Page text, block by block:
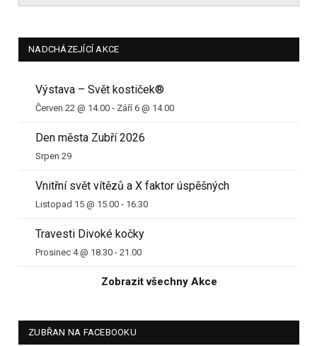
NADCHÁZEJÍCÍ AKCE
Výstava – Svět kostiček®
Červen 22 @ 14.00 - Září 6 @ 14.00
Den města Zubří 2026
Srpen 29
Vnitřní svět vítězů a X faktor úspěšných
Listopad 15 @ 15.00 - 16.30
Travesti Divoké kočky
Prosinec 4 @ 18.30 - 21.00
Zobrazit všechny Akce
ZUBŘAN NA FACEBOOKU